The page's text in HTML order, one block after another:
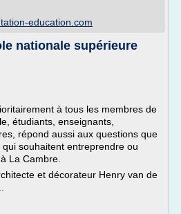
education.com
nationale supérieure
à tous les membres de
étudiants, enseignants,
répond aussi aux questions que
souhaitent entreprendre ou
La Cambre.
et décorateur Henry van de